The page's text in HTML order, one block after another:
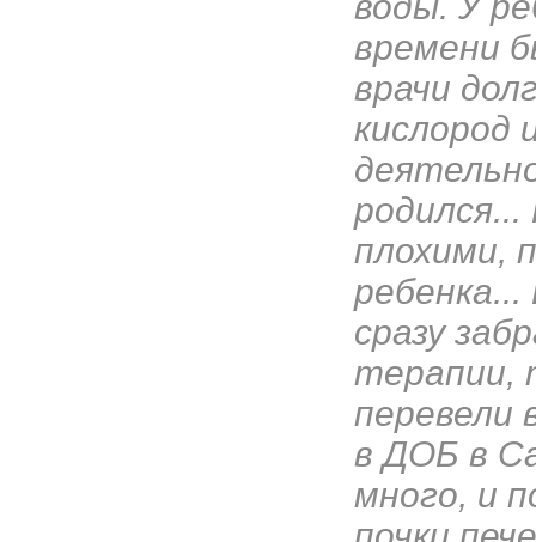
времени
врачи
кислород
плохими,
ребенка...
сразу
терапии,
перевели
в ДОБ в
много, и